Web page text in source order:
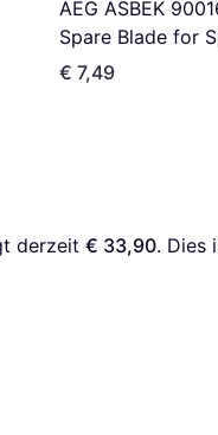
AEG ASBEK
Spare Blade for
Mixer
€ 7,49
derzeit € 33,90. Dies